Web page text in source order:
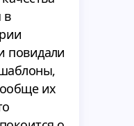
в
повидали
их